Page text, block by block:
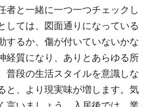
者と一緒に一つ一つチェックし
しては、図面通りになっている
するか、傷が付いていないかな
経質になり、ありとあらゆる所
普段の生活スタイルを意識しな
と、より現実味が増します。気